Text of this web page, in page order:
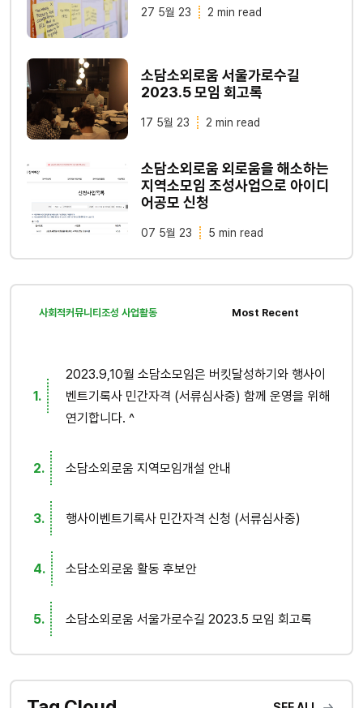
27 5월 23 2 min read
소담소외로움 서울가로수길
2023.5 모임 회고록
17 5월 23 2 min read
소담소외로움 외로움을 해소하는
지역소모임 조성사업으로 아이디
어공모 신청
07 5월 23 5 min read
사회적커뮤니티조성 사업활동 Most Recent
2023.9,10월 소담소모임은 버킷달성하기와 행사이
벤트기록사 민간자격 (서류심사중) 함께 운영을 위해
연기합니다. ^
소담소외로움 지역모임개설 안내
행사이벤트기록사 민간자격 신청 (서류심사중)
소담소외로움 활동 후보안
소담소외로움 서울가로수길 2023.5 모임 회고록